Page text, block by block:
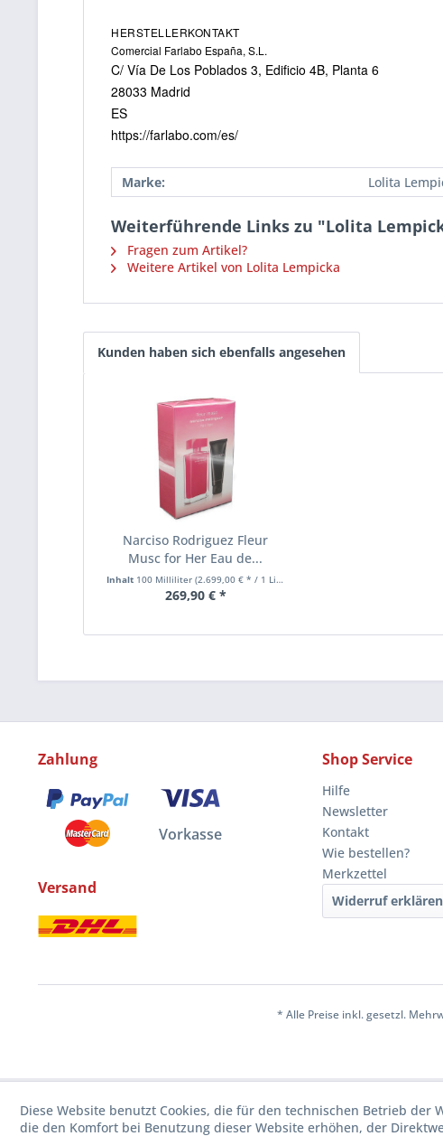
HERSTELLERKONTAKT
Comercial Farlabo España, S.L.
C/ Vía De Los Poblados 3, Edificio 4B, Planta 6
28033 Madrid
ES
https://farlabo.com/es/
Marke: Lolita
Weiterführende Links zu "Lolita
Fragen zum Artikel?
Weitere Artikel von Lolita Lempicka
Kunden haben sich ebenfalls angesehen
Narciso Rodriguez Fleur
Musc for Her Eau de...
Inhalt 100 Milliliter (2.699,00 € * / 1 Liter)
269,90 € *
Zahlung
Vorkasse
Versand
Shop Service
Hilfe
Newsletter
Kontakt
Wie bestellen?
Merkzettel
Widerruf erklären
* Alle Preise inkl. gesetzl.
Diese Website benutzt Cookies, die für den technischen Betrieb
die den Komfort bei Benutzung dieser Website erhöhen, der